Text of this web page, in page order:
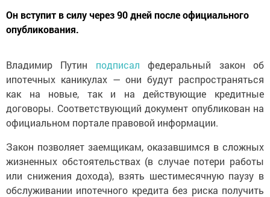
Он вступит в силу через 90 дней после официального
опубликования.
Владимир Путин подписал федеральный закон об
ипотечных каникулах — они будут распространяться
как на новые, так и на действующие кредитные
договоры. Соответствующий документ опубликован на
официальном портале правовой информации.
Закон позволяет заемщикам, оказавшимся в сложных
жизненных обстоятельствах (в случае потери работы
или снижения дохода), взять шестимесячную паузу в
обслуживании ипотечного кредита без риска получить